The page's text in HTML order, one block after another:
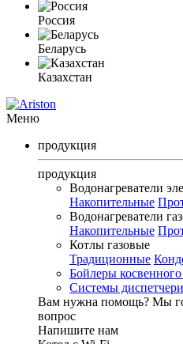
Россия
Беларусь
Казахстан
Меню
продукция
продукция
Водонагреватели
Накопительные
Водонагреватели
Накопительные
Котлы газовые
Традиционные
Бойлеры косвенного
Системы
Вам нужна помощь? Мы
вопрос
Напишите нам